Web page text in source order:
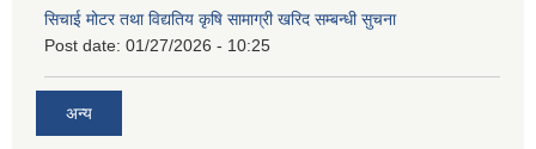
सिचाई मोटर तथा विद्यतिय कृषि सामाग्री खरिद सम्बन्धी सुचना
Post date: 01/27/2026 - 10:25
अन्य